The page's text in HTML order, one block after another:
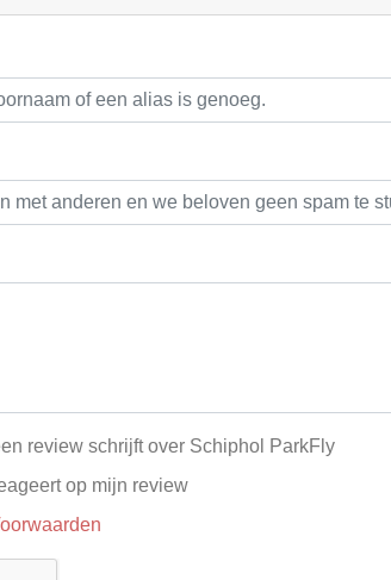
review schrijft over Schiphol ParkFly
op mijn review